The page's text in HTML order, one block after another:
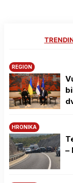
REGION
HRONIKA
–